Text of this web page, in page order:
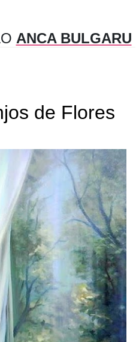
ANCA BULGARU
de Flores